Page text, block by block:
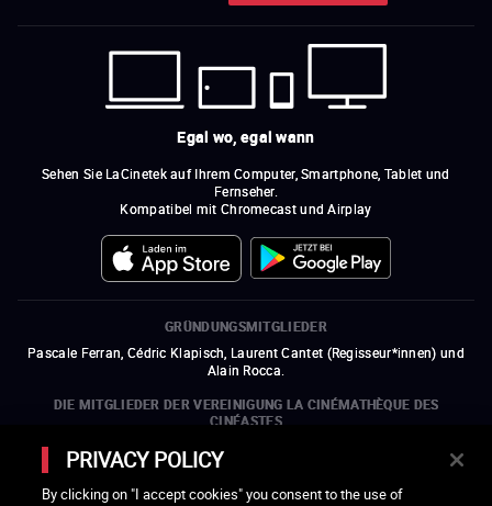
Egal wo, egal wann
Sehen Sie LaCinetek auf Ihrem Computer, Smartphone, Tablet und
Fernseher.
Kompatibel mit Chromecast und Airplay
GRÜNDUNGSMITGLIEDER
Pascale Ferran, Cédric Klapisch, Laurent Cantet (Regisseur*innen) und
Alain Rocca.
DIE MITGLIEDER DER VEREINIGUNG LA CINÉMATHÈQUE DES
CINÉASTES
Olivier Assayas, Bertrand Bonello, Michel Hazanavicius (Repräsentant der
ARP), Rebecca Zlotowski und Mikael Buch (Repräsentant der SRF)
DIE MITGLIEDSORGANISATIONEN DER VEREINIGUNG LA
PRIVACY POLICY
By clicking on "I accept cookies" you consent to the use of